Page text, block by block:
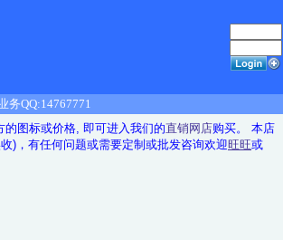
图标或价格, 即可进入我们的直销网店购买。 本店
)，有任何问题或需要定制或批发咨询欢迎旺旺或